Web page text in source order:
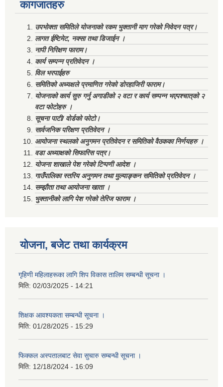
कागजातहरु
उपभोक्ता समितिले योजनाको रकम भुक्तानी माग गरेको निवेदन पत्र।
लागत ईष्टिमेट, नक्सा तथा डिजाईन ।
नापी निरिक्षण फाराम।
कार्य सम्पन्न प्रतिवेदन ।
विल भरपाईहरु
समितिको अध्यक्षले प्रमाणित गरेको डोरहाजिरी फाराम।
योजनाको कार्य सुरु गर्नु अगाडीको २ वटा र कार्य सम्पन्न भएपश्चात्‌को २
वटा फोटोहरु ।
सूचना पाटी/ वोर्डको फोटो।
सार्वजनिक परिक्षण प्रतिवेदन ।
आयोजना स्थलको अनुगमन प्रतिवेदन र समितिको वैठकका निर्णयहरु ।
वडा अध्याक्षको सिफारिस पत्र।
योजना शाखाले पेश गरेको टिप्पणी आदेश ।
गाउँपालिका स्तरिय अनुगमन तथा मुल्याङ्कन समितिको प्रतिवेदन ।
सम्झौता तथा आयोजना खाता ।
भुक्तानीको लागि पेश गरेको तेरिज फाराम ।
योजना, बजेट तथा कार्यक्रम
गृहिणी महिलाहरूका लागि शिप विकास तालिम सम्बन्धी सूचना ‌।
मिति: 02/03/2025 - 14:21
शिक्षक आवश्यकता सम्बन्धी सूचना ।
मिति: 01/28/2025 - 15:29
फिक्कल अस्पतालबाट सेवा सुचारु सम्बन्धी सूचना ।
मिति: 12/18/2024 - 16:09